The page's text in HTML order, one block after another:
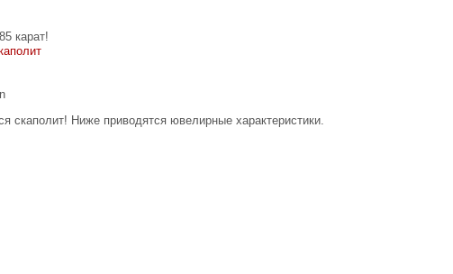
карат!
скаполит! Ниже приводятся ювелирные характеристики.